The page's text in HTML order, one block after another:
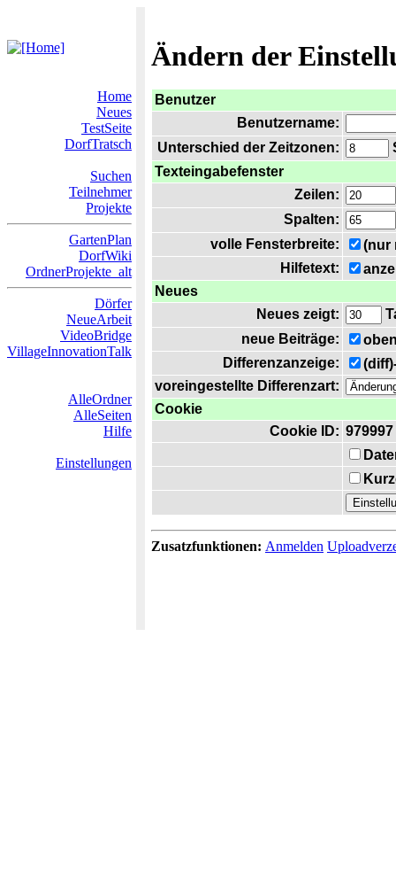
Ändern der
Home
Neues
TestSeite
DorfTratsch
Suchen
Teilnehmer
Projekte
GartenPlan
DorfWiki
OrdnerProjekte_alt
Dörfer
NeueArbeit
VideoBridge
VillageInnovationTalk
AlleOrdner
AlleSeiten
Hilfe
Einstellungen
Benutzer
Benutzername:
Unterschied der Zeitzonen:
Texteingabefenster
Zeilen:
Spalten:
volle Fensterbreite:
(nur
Hilfetext:
Neues
Neues zeigt:
neue Beiträge:
Differenzanzeige:
voreingestellte Differenzart:
Cookie
Cookie ID: 979997
Zusatzfunktionen: Anmelden